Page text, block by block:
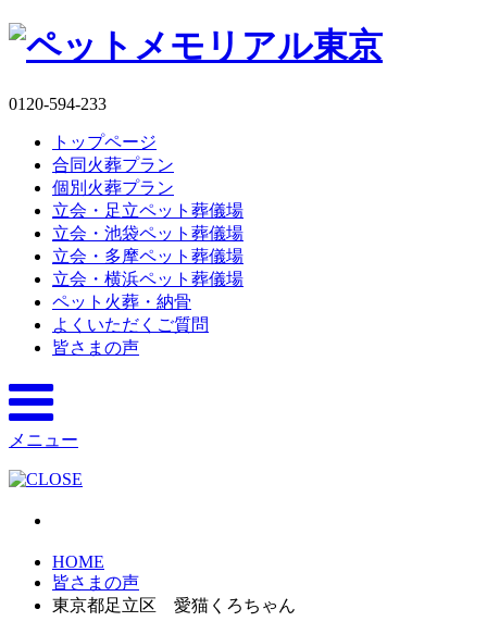
0120-594-233
トップページ
合同火葬プラン
個別火葬プラン
立会・足立ペット葬儀場
立会・池袋ペット葬儀場
立会・多摩ペット葬儀場
立会・横浜ペット葬儀場
ペット火葬・納骨
よくいただくご質問
皆さまの声
メニュー
HOME
皆さまの声
東京都足立区 愛猫くろちゃん